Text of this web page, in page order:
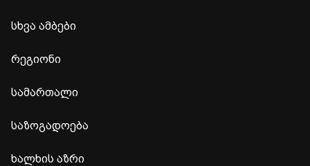
სხვა ამბები
რეგიონი
სამართალი
საზოგადოება
ხალხის აზრი